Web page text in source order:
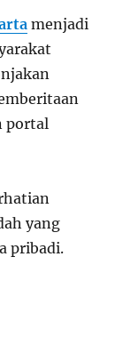
menjadi
portal
yang
pribadi.